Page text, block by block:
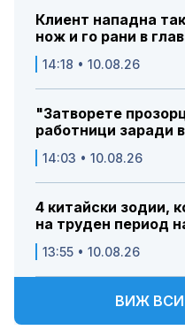
Клиент нападна
нож и го рани в
14:18 • 10.08.26
"Затворете
работници заради
14:03 • 10.08.26
4 китайски зодии,
на труден период
13:55 • 10.08.26
ВИЖ